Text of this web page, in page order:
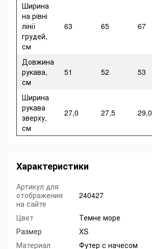
Ширина
на рівні
лінії
грудей,
см
63 65 67
Довжина
рукава,
см
51 52 53
Ширина
рукава
зверху,
см
27,0 27,5 29,0
Характеристики
Артикул для
отображения
на сайте
240427
Цвет
Темне море
Размер
XS
Материал
Футер с начесом